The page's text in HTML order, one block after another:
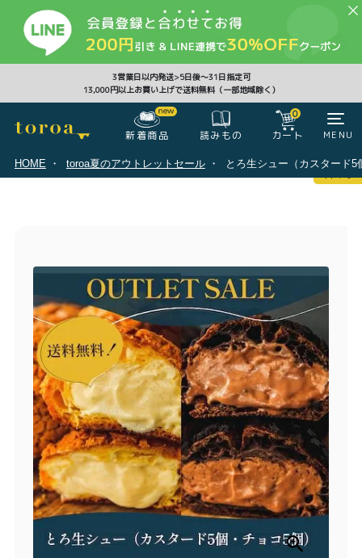
3営業日以内発送>5日後〜31日指定可
13,000円以上お買い上げで送料無料（一部地域除く）
新着商品 読みもの
0
カート MENU
CLOSE
0
商品一覧
とろ生ガトーショコラ
とろ生 まとめ買いお得
セット
お中元
紅茶toroaTea
とろ生チーズケーキ
濃抹茶とろ生ガトーシ
ョコラ
とろ生シュー
クッキー缶
HOME toroa夏のアウトレットセール とろ生シュー（カスタード5